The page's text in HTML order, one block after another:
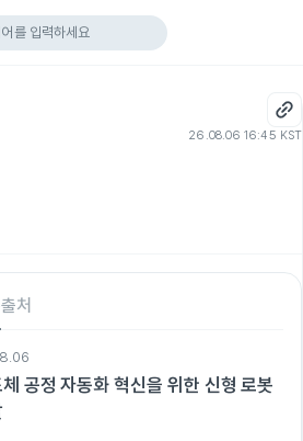
를 입력하세요
26.08.06 16:45 KST
출처
공정 자동화 혁신을 위한 신형 로봇